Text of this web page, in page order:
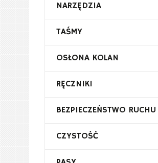
NARZĘDZIA
TAŚMY
OSŁONA KOLAN
RĘCZNIKI
BEZPIECZEŃSTWO RUCHU
CZYSTOŚĆ